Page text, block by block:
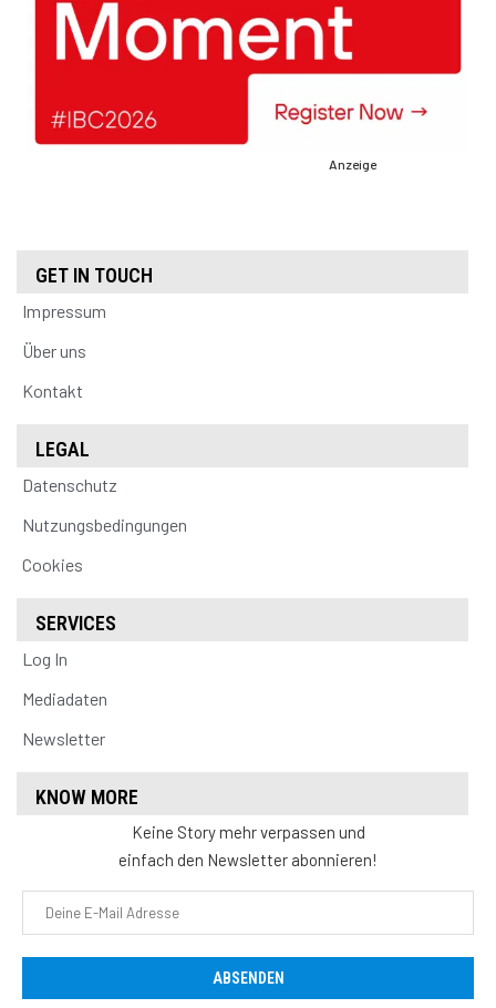
Anzeige
GET IN TOUCH
Impressum
Über uns
Kontakt
LEGAL
Datenschutz
Nutzungsbedingungen
Cookies
SERVICES
Log In
Mediadaten
Newsletter
KNOW MORE
Keine Story mehr verpassen und
einfach den Newsletter abonnieren!